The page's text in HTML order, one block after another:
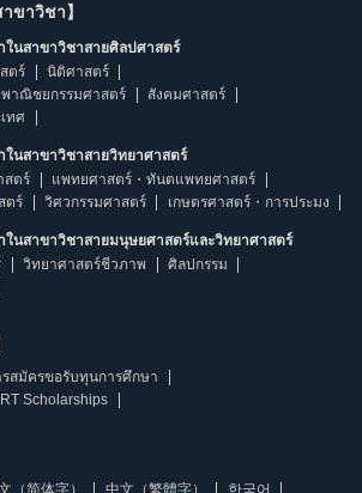
ขาวิชา】
นสาขาวิชาสายศิลปศาสตร์
ตร์
นิติศาสตร์
พาณิชยกรรมศาสตร์
สังคมศาสตร์
ทศ
นสาขาวิชาสายวิทยาศาสตร์
สตร์
แพทยศาสตร์・ทันตแพทยศาสตร์
ตร์ วิศวกรรมศาสตร์ เกษตรศาสตร์・การประมง
นสาขาวิชาสายมนุษยศาสตร์และวิทยาศาสตร์
วิทยาศาสตร์ชีวภาพ
ศิลปกรรม
รสมัครขอรับทุนการศึกษา
Scholarships
（简体字） 中文（繁體字） 한국어